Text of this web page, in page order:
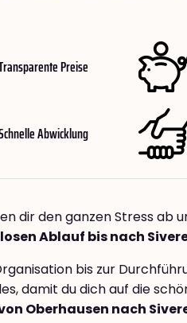
Preise
Abwicklung
dir den ganzen Stress ab
Ablauf bis nach
bis zur
damit du dich auf die
Oberhausen nach